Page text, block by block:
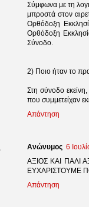
Σύμφωνα με τη
μπροστά στον
Ορθόδοξη
Ορθόδοξη
Σύνοδο.
2) Ποιο ήταν το
Στη σύνοδο
που συμμετείχαν
Απάντηση
Ανώνυμος 6
ΑΞΙΟΣ ΚΑΙ ΠΑΛΙ
ΕΥΧΑΡΙΣΤΟΥΜΕ
Απάντηση